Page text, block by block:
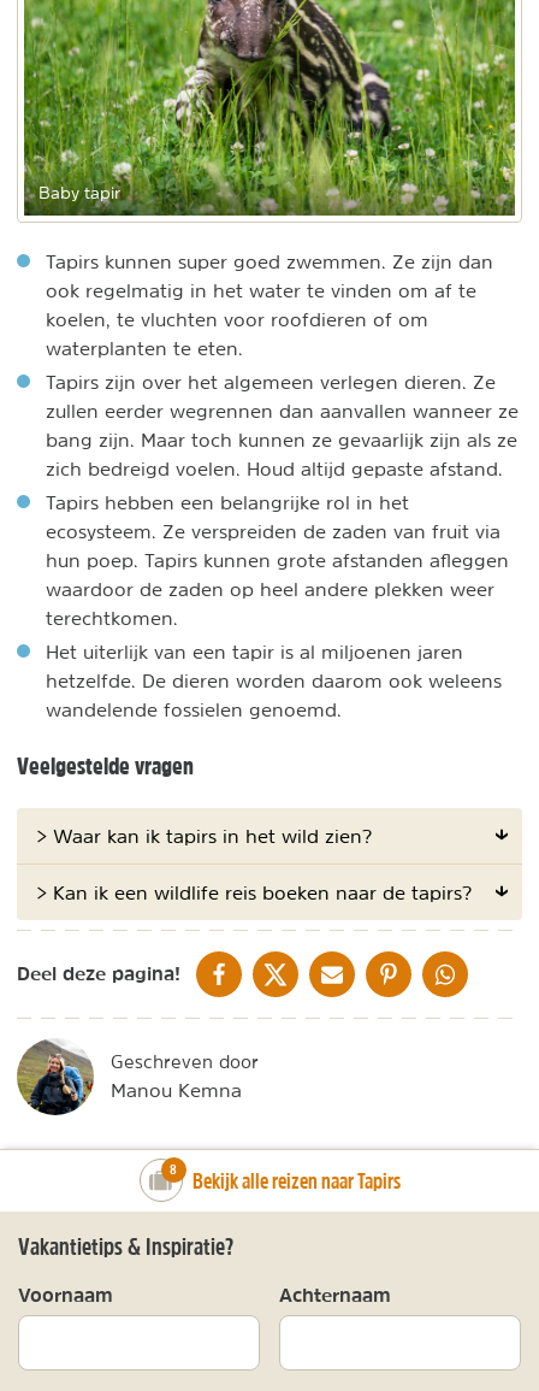
Baby tapir
Tapirs kunnen super goed zwemmen. Ze zijn dan
ook regelmatig in het water te vinden om af te
koelen, te vluchten voor roofdieren of om
waterplanten te eten.
Tapirs zijn over het algemeen verlegen dieren. Ze
zullen eerder wegrennen dan aanvallen wanneer ze
bang zijn. Maar toch kunnen ze gevaarlijk zijn als ze
zich bedreigd voelen. Houd altijd gepaste afstand.
Tapirs hebben een belangrijke rol in het
ecosysteem. Ze verspreiden de zaden van fruit via
hun poep. Tapirs kunnen grote afstanden afleggen
waardoor de zaden op heel andere plekken weer
terechtkomen.
Het uiterlijk van een tapir is al miljoenen jaren
hetzelfde. De dieren worden daarom ook weleens
wandelende fossielen genoemd.
Veelgestelde vragen
> Waar kan ik tapirs in het wild zien?
> Kan ik een wildlife reis boeken naar de tapirs?
Deel deze pagina! DELEN OP FACEBOOK
DELEN OP XDELEN VIA DE MAIL
DELEN OP PINTEREST
DELEN OP
Geschreven door
Manou Kemna
number_of_trips:
8 Bekijk alle reizen naar Tapirs
Vakantietips & Inspiratie?
Voornaam Achternaam